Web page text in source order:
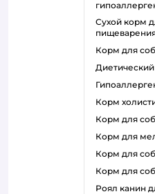
сухой корм для чувствительного
корм для
корм
корм для
корм для
корм для
корм для
роял канин